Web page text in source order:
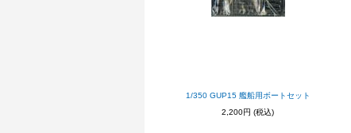
1/350 GUP15 艦船用ボートセット
2,200円 (税込)